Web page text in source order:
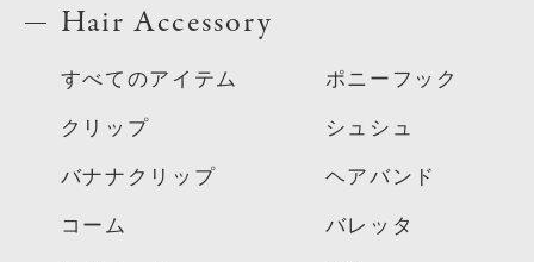
Hair Accessory
すべてのアイテム
クリップ
バナナクリップ
コーム
ポニーフック
シュシュ
ヘアバンド
バレッタ